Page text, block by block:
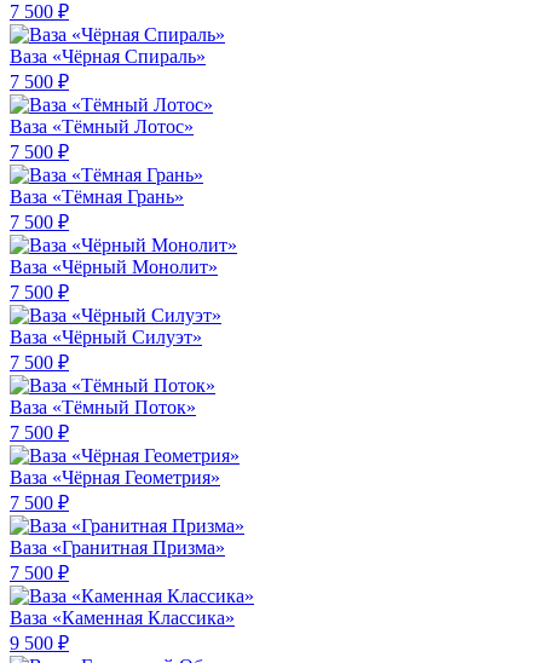
7 500 ₽
Ваза «Чёрная Спираль»
7 500 ₽
Ваза «Тёмный Лотос»
7 500 ₽
Ваза «Тёмная Грань»
7 500 ₽
Ваза «Чёрный Монолит»
7 500 ₽
Ваза «Чёрный Силуэт»
7 500 ₽
Ваза «Тёмный Поток»
7 500 ₽
Ваза «Чёрная Геометрия»
7 500 ₽
Ваза «Гранитная Призма»
7 500 ₽
Ваза «Каменная Классика»
9 500 ₽